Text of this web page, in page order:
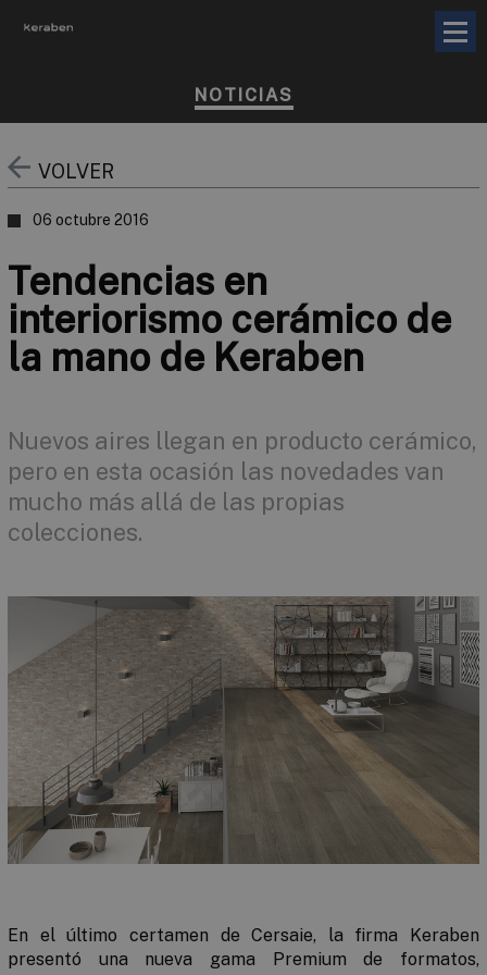
NOTICIAS
VOLVER
06 octubre 2016
Tendencias en
interiorismo cerámico de
la mano de Keraben
Nuevos aires llegan en producto cerámico,
pero en esta ocasión las novedades van
mucho más allá de las propias
colecciones.
En el último certamen de Cersaie, la firma Keraben
presentó una nueva gama Premium de formatos,